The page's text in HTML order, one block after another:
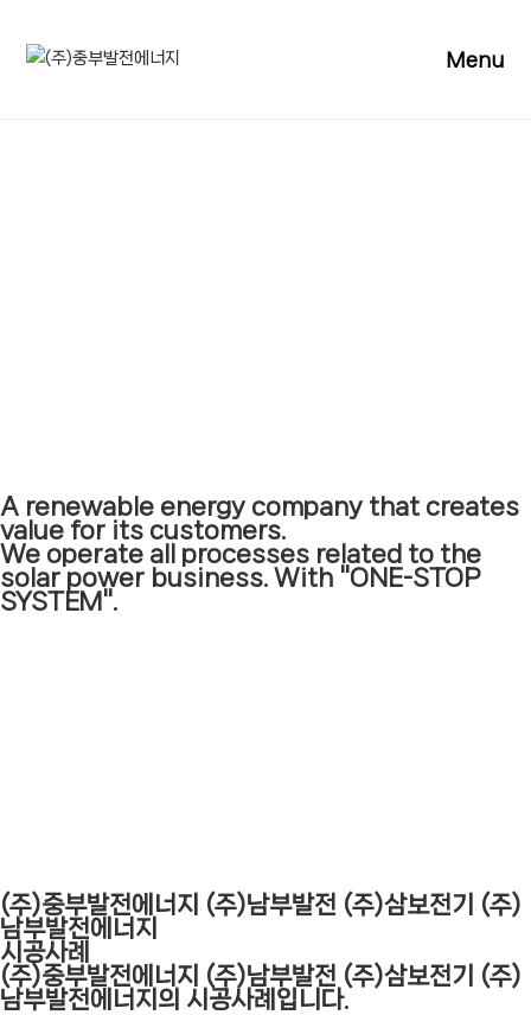
Menu
A renewable energy company that creates
value for its customers.
We operate all processes related to the
solar power business. With "ONE-STOP
SYSTEM".
(주)중부발전에너지 (주)남부발전 (주)삼보전기 (주)
남부발전에너지
시공사례
(주)중부발전에너지 (주)남부발전 (주)삼보전기 (주)
남부발전에너지의 시공사례입니다.